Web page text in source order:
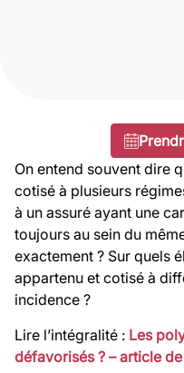
On entend souvent dire
cotisé à plusieurs
à un assuré ayant une
toujours au sein du
exactement ? Sur quels
appartenu et cotisé à
incidence ?
Lire l’intégralité : Les
défavorisés ? – article